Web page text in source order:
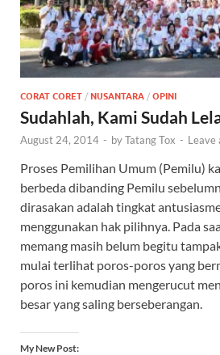
CORAT CORET / NUSANTARA / OPINI
Sudahlah, Kami Sudah
August 24, 2014 - byTatang Tox - Leave
Proses Pemilihan Umum (Pemilu)
berbeda dibanding Pemilu
dirasakan adalah tingkat
menggunakan hak pilihnya. Pada
memang masih belum begitu
mulai terlihat poros-poros yang
poros ini kemudian mengerucut
besar yang saling berseberangan.
My New Post: